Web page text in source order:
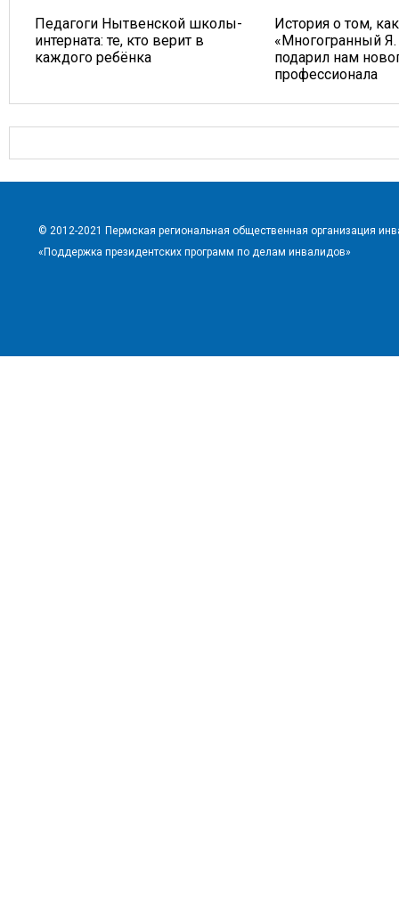
Педагоги Нытвенской школы-
интерната: те, кто верит в
каждого ребёнка
История о том,
«Многогранный Я.
подарил нам
профессионала
© 2012-2021 Пермская региональная общественная организация
«Поддержка президентских программ по делам инвалидов»